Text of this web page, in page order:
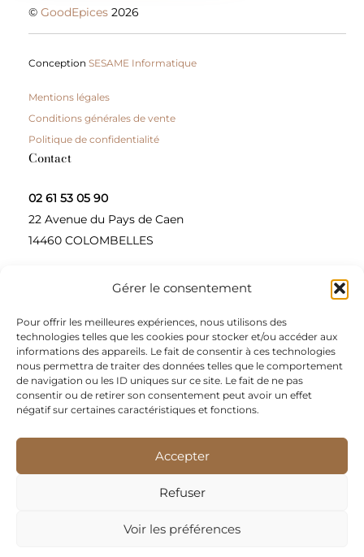
Gérer le consentement
Pour offrir les meilleures expériences, nous utilisons des
technologies telles que les cookies pour stocker et/ou accéder aux
informations des appareils. Le fait de consentir à ces technologies
nous permettra de traiter des données telles que le comportement
de navigation ou les ID uniques sur ce site. Le fait de ne pas
consentir ou de retirer son consentement peut avoir un effet
négatif sur certaines caractéristiques et fonctions.
Accepter
Refuser
Voir les préférences
©GoodEpices 2026
ConceptionSESAME Informatique
Mentions légales
Conditions générales de vente
Politique de confidentialité
Contact
02 61 53 05 90
22 Avenue du Pays de Caen
14460 COLOMBELLES
Contactez-nous
A propos
Une entreprise à taille humaine, concepteur et
fournisseur de produits alimentaires et d’épices pour
les restaurateurs, dont le siège social est à Colombelles
Nous sommes apporteurs d’idées, de solutions, et
répondons présents pour les demandes spécifiques des